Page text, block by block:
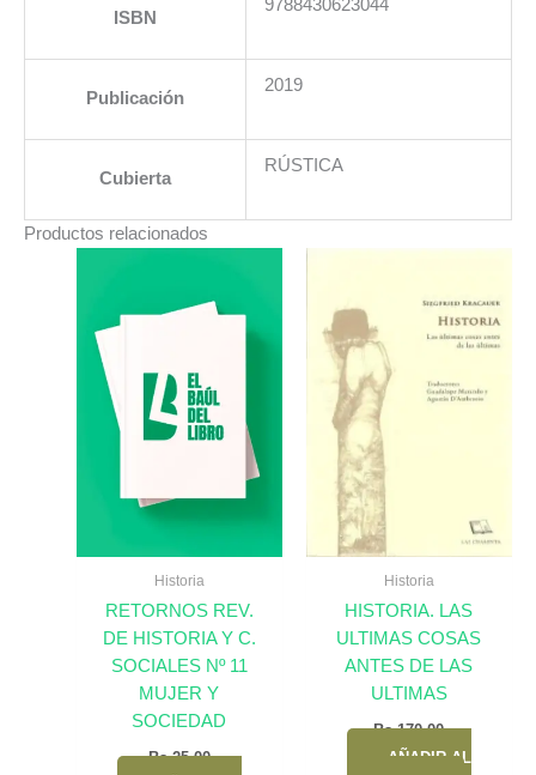
ISBN
9788430623044
Publicación
2019
Cubierta
RÚSTICA
Productos relacionados
Historia
RETORNOS REV.
DE HISTORIA Y C.
SOCIALES Nº 11
MUJER Y
SOCIEDAD
Bs.25,00
Historia
HISTORIA. LAS
ULTIMAS COSAS
ANTES DE LAS
ULTIMAS
Bs.170,00
AÑADIR AL